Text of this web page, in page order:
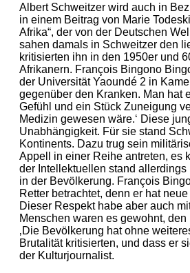
Albert Schweitzer wird auch in
in einem Beitrag von Marie
Afrika“, der von der Deutschen
sahen damals in Schweitzer den
kritisierten ihn in den 1950er und
Afrikanern. François Bingono
der Universität Yaoundé 2 in
gegenüber den Kranken. Man hat
Gefühl und ein Stück Zuneigung
Medizin gewesen wäre.‘ Diese
Unabhängigkeit. Für sie stand
Kontinents. Dazu trug sein
Appell in einer Reihe antreten, es
der Intellektuellen stand
in der Bevölkerung. François
Retter betrachtet, denn er hat
Dieser Respekt habe aber auch
Menschen waren es gewohnt,
‚Die Bevölkerung hat ohne
Brutalität kritisierten, und dass er
der Kulturjournalist.